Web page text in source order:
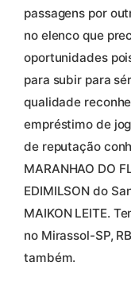
passagens por
no elenco que
oportunidades
para subir para
qualidade
empréstimo de
de reputação
MARANHAO DO
EDIMILSON do
MAIKON LEITE.
no Mirassol-SP,
também.